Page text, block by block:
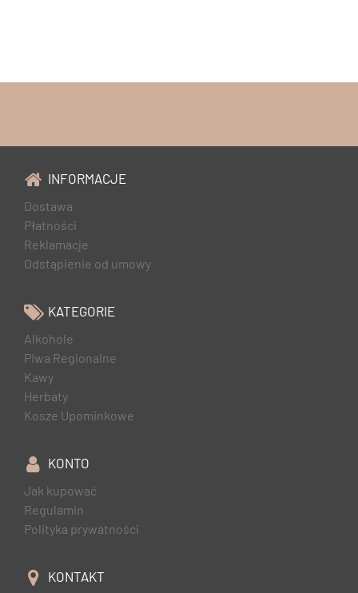
INFORMACJE
Dostawa
Płatności
Reklamacje
Odstąpienie od umowy
KATEGORIE
Alkohole
Piwa Regionalne
Kawy
Herbaty
Kosze Upominkowe
KONTO
Jak kupować
Regulamin
Polityka prywatności
KONTAKT